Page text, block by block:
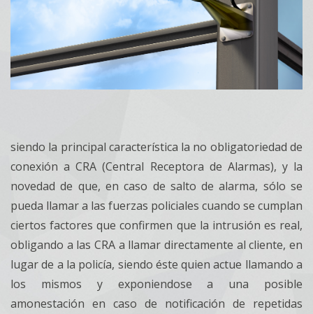
siendo la principal característica la no obligatoriedad de
conexión a CRA (Central Receptora de Alarmas), y la
novedad de que, en caso de salto de alarma, sólo se
pueda llamar a las fuerzas policiales cuando se cumplan
ciertos factores que confirmen que la intrusión es real,
obligando a las CRA a llamar directamente al cliente, en
lugar de a la policía, siendo éste quien actue llamando a
los mismos y exponiendose a una posible
amonestación en caso de notificación de repetidas